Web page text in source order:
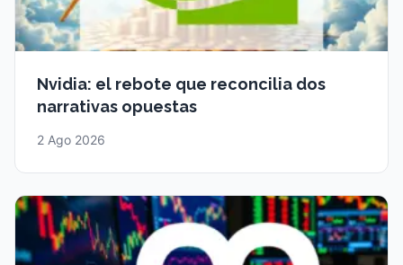
Nvidia: el rebote que reconcilia dos
narrativas opuestas
2 Ago 2026